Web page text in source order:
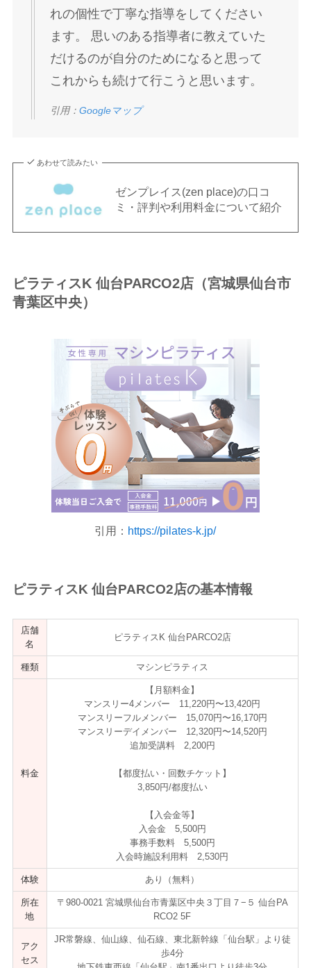
れの個性で丁寧な指導をしてください
ます。 思いのある指導者に教えていた
だけるのが自分のためになると思って
これからも続けて行こうと思います。
引用： Googleマップ
あわせて読みたい
ゼンプレイス(zen place)の口コ
ミ・評判や利用料金について紹介
ピラティスK 仙台PARCO2店（宮城県仙台市
青葉区中央）
引用： https://pilates-k.jp/
ピラティスK 仙台PARCO2店の基本情報
店舗
名
ピラティスK 仙台PARCO2店
種類 マシンピラティス
料金
【月額料金】
マンスリー4メンバー 11,220円〜13,420円
マンスリーフルメンバー 15,070円〜16,170円
マンスリーデイメンバー 12,320円〜14,520円
追加受講料 2,200円
【都度払い・回数チケット】
3,850円/都度払い
【入会金等】
入会金 5,500円
事務手数料 5,500円
入会時施設利用料 2,530円
体験 あり（無料）
所在
地
〒980-0021 宮城県仙台市青葉区中央３丁目７−５ 仙台PA
RCO2 5F
アク
セス
JR常磐線、仙山線、仙石線、東北新幹線「仙台駅」より徒
歩4分